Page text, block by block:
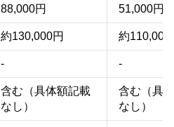
88,000円 51,000円
約130,000円 約110,000
- -
含む（具体額記載
なし）
含む（具
なし）